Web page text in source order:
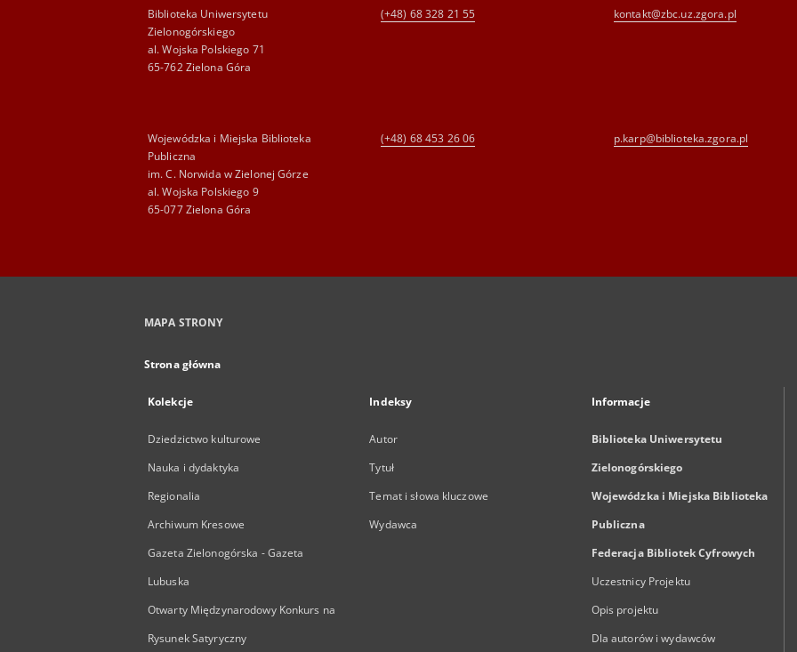
Biblioteka Uniwersytetu
Zielonogórskiego
al. Wojska Polskiego 71
65-762 Zielona Góra
(+48) 68 328 21 55 kontakt@zbc.uz.zgora.pl
Wojewódzka i Miejska Biblioteka
Publiczna
im. C. Norwida w Zielonej Górze
al. Wojska Polskiego 9
65-077 Zielona Góra
(+48) 68 453 26 06 p.karp@biblioteka.zgora.pl
MAPA STRONY
Strona główna
Kolekcje
Dziedzictwo kulturowe
Nauka i dydaktyka
Regionalia
Archiwum Kresowe
Gazeta Zielonogórska - Gazeta
Lubuska
Otwarty Międzynarodowy Konkurs na
Rysunek Satyryczny
Indeksy
Autor
Tytuł
Temat i słowa kluczowe
Wydawca
Informacje
Biblioteka Uniwersytetu
Zielonogórskiego
Wojewódzka i Miejska Biblioteka
Publiczna
Federacja Bibliotek Cyfrowych
Uczestnicy Projektu
Opis projektu
Dla autorów i wydawców